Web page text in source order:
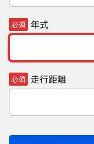
必須 年式
必須 走行距離